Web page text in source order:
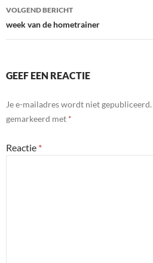
VOLGEND BERICHT
week van de hometrainer
GEEF EEN REACTIE
Je e-mailadres wordt niet gepubliceerd.
gemarkeerd met *
Reactie *